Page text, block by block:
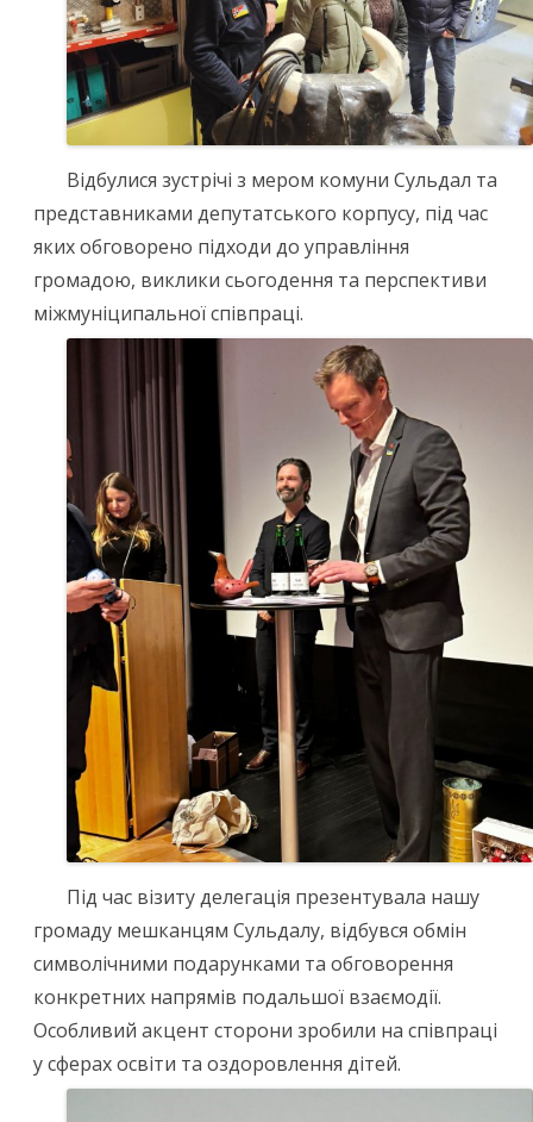
Відбулися зустрічі з мером комуни Сульдал та
представниками депутатського корпусу, під час
яких обговорено підходи до управління
громадою, виклики сьогодення та перспективи
міжмуніципальної співпраці.
Під час візиту делегація презентувала нашу
громаду мешканцям Сульдалу, відбувся обмін
символічними подарунками та обговорення
конкретних напрямів подальшої взаємодії.
Особливий акцент сторони зробили на співпраці
у сферах освіти та оздоровлення дітей.